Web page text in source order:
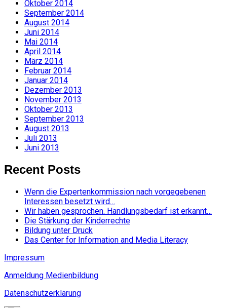
Oktober 2014
September 2014
August 2014
Juni 2014
Mai 2014
April 2014
März 2014
Februar 2014
Januar 2014
Dezember 2013
November 2013
Oktober 2013
September 2013
August 2013
Juli 2013
Juni 2013
Recent Posts
Wenn die Expertenkommission nach vorgegebenen
Interessen besetzt wird…
Wir haben gesprochen. Handlungsbedarf ist erkannt…
Die Stärkung der Kinderrechte
Bildung unter Druck
Das Center for Information and Media Literacy
Impressum
Anmeldung Medienbildung
Datenschutzerklärung